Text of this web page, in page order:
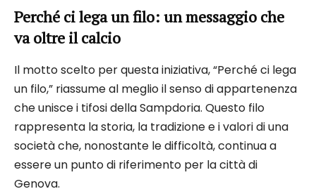
Perché ci lega un filo: un messaggio che
va oltre il calcio
Il motto scelto per questa iniziativa, “Perché ci lega
un filo,” riassume al meglio il senso di appartenenza
che unisce i tifosi della Sampdoria. Questo filo
rappresenta la storia, la tradizione e i valori di una
società che, nonostante le difficoltà, continua a
essere un punto di riferimento per la città di
Genova.